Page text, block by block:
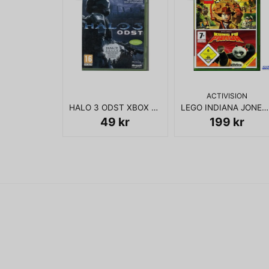
HALO 3 ODST XBOX 360
49 kr
ACTIVISION
LEGO INDIANA JONES + KUNG FU PANDA XBOX 360
199 kr